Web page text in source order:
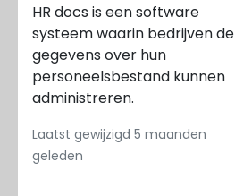
HR docs is een software
systeem waarin bedrijven de
gegevens over hun
personeelsbestand kunnen
administreren.
Laatst gewijzigd 5 maanden
geleden